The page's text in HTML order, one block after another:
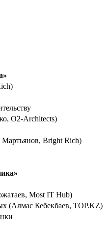
О2-Architects)
Мартьянов, Bright Rich)
Most IT Hub)
(Алмас Кебекбаев, ТОР.KZ)